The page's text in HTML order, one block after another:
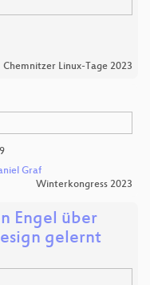
Chemnitzer Linux-Tage 2023
Graf
Winterkongress 2023
Engel über
gelernt